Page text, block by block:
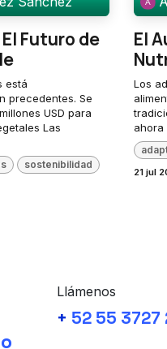
Futuro de
está
precedentes. Se
USD para
Las
sostenibilidad
El
Los
ahora
21 jul
Llámenos
+ 52 55 3727